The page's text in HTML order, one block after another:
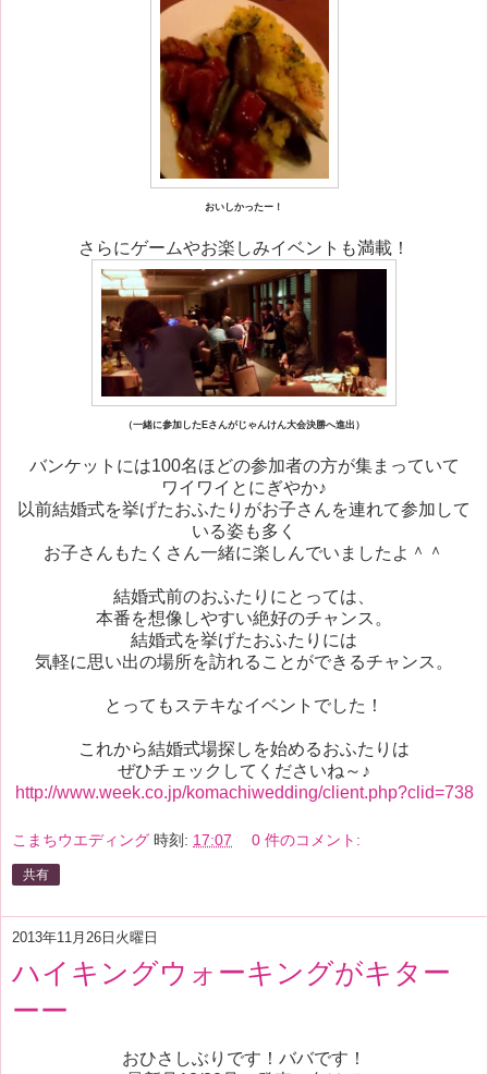
おいしかったー！
さらにゲームやお楽しみイベントも満載！
（一緒に参加したEさんがじゃんけん大会決勝へ進出）
バンケットには100名ほどの参加者の方が集まっていて
ワイワイとにぎやか♪
以前結婚式を挙げたおふたりがお子さんを連れて参加して
いる姿も多く
お子さんもたくさん一緒に楽しんでいましたよ＾＾
結婚式前のおふたりにとっては、
本番を想像しやすい絶好のチャンス。
結婚式を挙げたおふたりには
気軽に思い出の場所を訪れることができるチャンス。
とってもステキなイベントでした！
これから結婚式場探しを始めるおふたりは
ぜひチェックしてくださいね～♪
http://www.week.co.jp/komachiwedding/client.php?clid=738
こまちウエディング 時刻: 17:07 0 件のコメント:
共有
2013年11月26日火曜日
ハイキングウォーキングがキター
ーー
おひさしぶりです！ババです！